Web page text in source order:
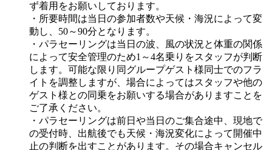
ず着用をお願いしております。
・所要時間は当日の参加者数や天候・海況によって変
動し、50～90分となります。
・パラセーリングは当日の波、風の状況と体重の関係
によって安全管理のため1～4名乗りをスタッフが判断
します。可能な限り同グループゲスト様同士でのフラ
イトを調整しますが、場合によってはスタッフや他の
ゲスト様との同乗をお願いする場合がありますことを
ご了承ください。
・パラセーリングは前日や当日のご集合途中、現地で
の受付時、出航後でも天候・海況変化によって開催中
止の判断を出すことがあります。その場合キャンセル